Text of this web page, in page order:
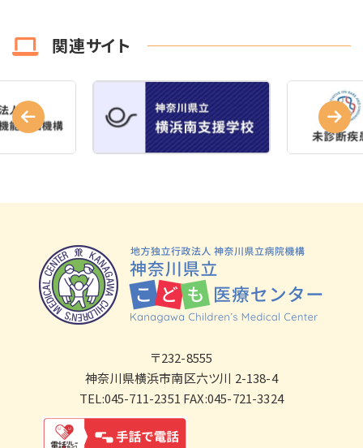
関連サイト
〒232-8555
神奈川県横浜市南区六ツ川 2-138-4
TEL:045-711-2351 FAX:045-721-3324